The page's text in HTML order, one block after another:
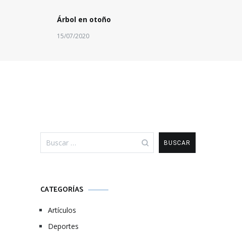
Árbol en otoño
15/07/2020
CATEGORÍAS
Artículos
Deportes